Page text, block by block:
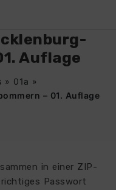
Auflage
» 01a »
– 01. Auflage
in einer ZIP-
Passwort